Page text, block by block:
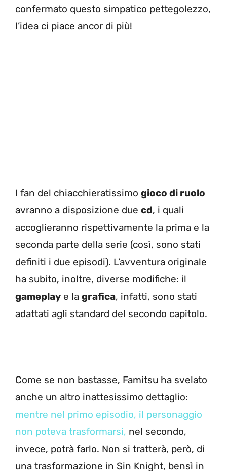
confermato questo simpatico pettegolezzo,
l’idea ci piace ancor di più!
I fan del chiacchieratissimo gioco di ruolo
avranno a disposizione due cd, i quali
accoglieranno rispettivamente la prima e la
seconda parte della serie (così, sono stati
definiti i due episodi). L’avventura originale
ha subito, inoltre, diverse modifiche: il
gameplay e la grafica, infatti, sono stati
adattati agli standard del secondo capitolo.
Come se non bastasse, Famitsu ha svelato
anche un altro inattesissimo dettaglio:
mentre nel primo episodio, il personaggio
non poteva trasformarsi, nel secondo,
invece, potrà farlo. Non si tratterà, però, di
una trasformazione in Sin Knight, bensì in